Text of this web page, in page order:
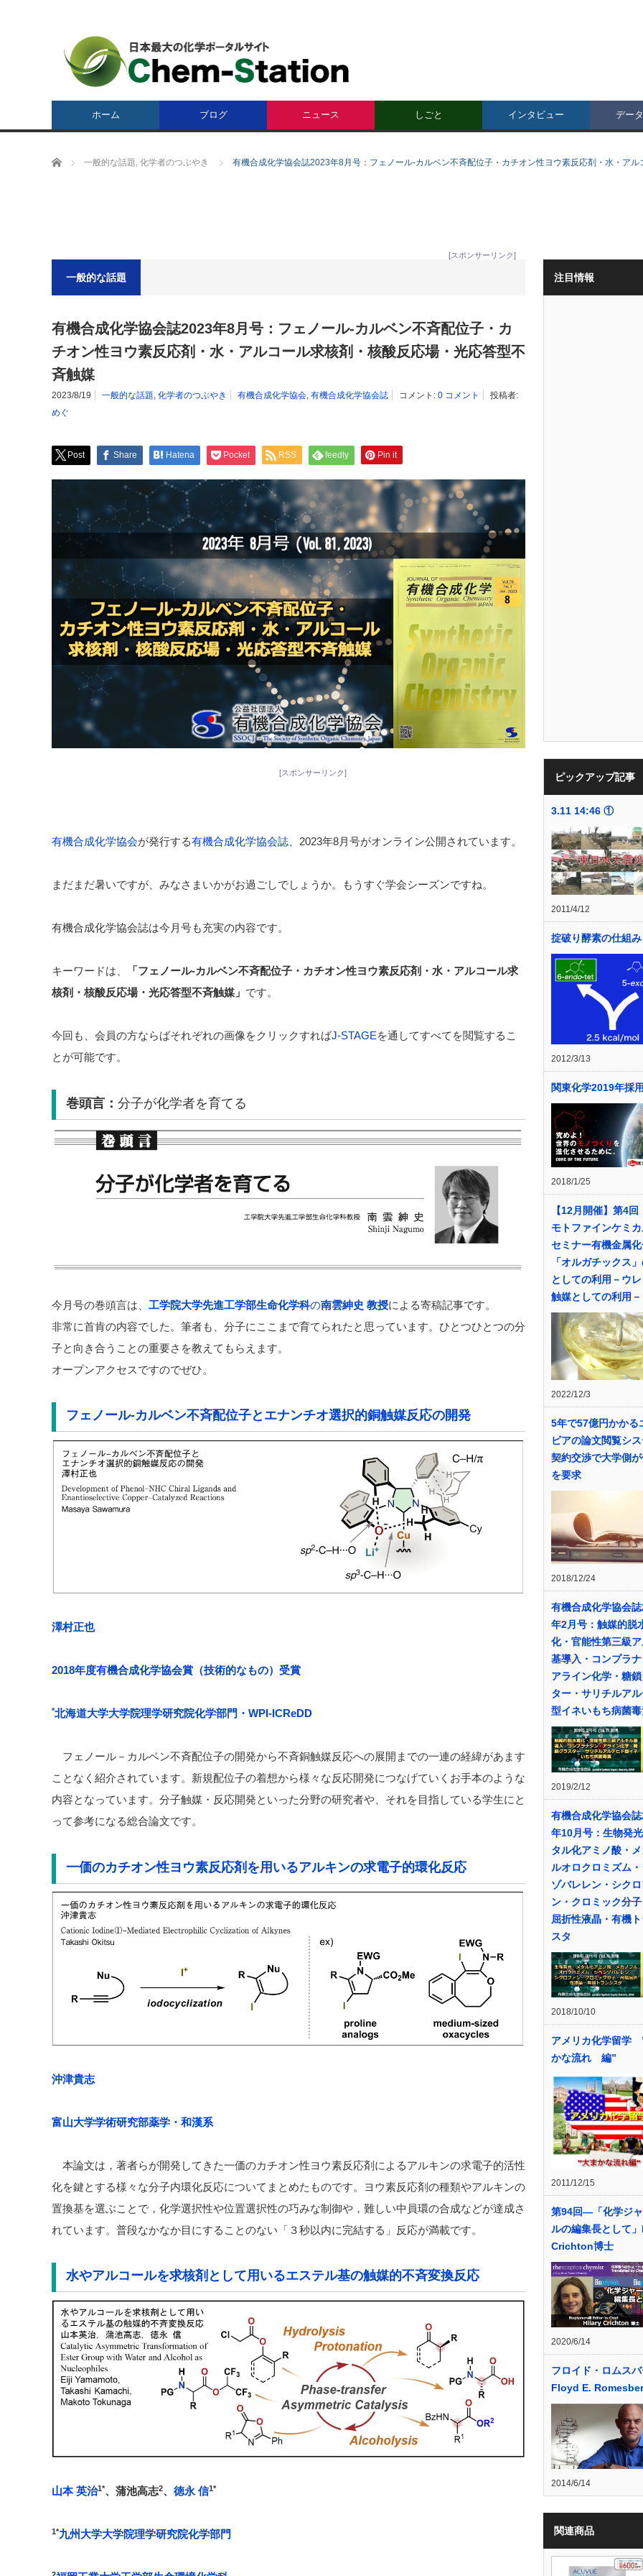
ホーム ブログ ニュース しごと インタビュー デー
ホーム 一般的な話題, 化学者のつぶやき 有機合成化学協会誌2023年8月号：フェノール-カルベン不斉配位子・カチオン性ヨウ素反応剤・水・ア
[スポンサーリンク]
一般的な話題
有機合成化学協会誌2023年8月号：フェノール-カルベン不斉配位子・カ
チオン性ヨウ素反応剤・水・アルコール求核剤・核酸反応場・光応答型不
斉触媒
2023/8/19 一般的な話題, 化学者のつぶやき 有機合成化学協会, 有機合成化学協会誌 コメント: 0 コメント
投稿者:
めぐ
Post Share Hatena Pocket RSS feedly Pin it
[スポンサーリンク]
有機合成化学協会が発行する有機合成化学協会誌、 2023年8月号がオンライン公開されています。
まだまだ暑いですが、みなさまいかがお過ごしでしょうか。もうすぐ学会シーズンですね。
有機合成化学協会誌は今月号も充実の内容です。
キーワードは、
「フェノール-カルベン不斉配位子・カチオン性ヨウ素反応剤・水・アルコール求
核剤・核酸反応場・光応答型不斉触媒 」 です。
今回も、会員の方ならばそれぞれの画像をクリックすればJ-STAGEを通してすべてを閲覧するこ
とが可能です。
巻頭言： 分子が化学者を育てる
今月号の巻頭言は、 工学院大学先進工学部生命化学科の南雲紳史 教授による寄稿記事です。
非常に首肯の内容でした。筆者も、分子にここまで育てられたと思っています。ひとつひとつの分
子と向き合うことの重要さを教えてもらえます。
オープンアクセスですのでぜひ。
フェノール-カルベン不斉配位子とエナンチオ選択的銅触媒反応の開発
澤村正也
2018年度有機合成化学協会賞（技術的なもの）受賞
*北海道大学大学院理学研究院化学部門・WPI-ICReDD
フェノール－カルベン不斉配位子の開発から不斉銅触媒反応への展開までの一連の経緯があます
ことなく紹介されています。新規配位子の着想から様々な反応開発につなげていくお手本のような
内容となっています。分子触媒・反応開発といった分野の研究者や、それを目指している学生にと
って参考になる総合論文です。
一価のカチオン性ヨウ素反応剤を用いるアルキンの求電子的環化反応
沖津貴志
富山大学学術研究部薬学・和漢系
本論文は，著者らが開発してきた一価のカチオン性ヨウ素反応剤によるアルキンの求電子的活性
化を鍵とする様々な分子内環化反応についてまとめたものです。ヨウ素反応剤の種類やアルキンの
置換基を選ぶことで，化学選択性や位置選択性の巧みな制御や，難しい中員環の合成などが達成さ
れています。普段なかなか目にすることのない「３秒以内に完結する」反応が満載です。
水やアルコールを求核剤として用いるエステル基の触媒的不斉変換反応
山本 英治1*、蒲池高志2、 徳永 信1*
1*九州大学大学院理学研究院化学部門
2
注目情報
ピックアップ記事
3.11 14:46 ①
2011/4/12
掟破り酵素の仕組
2012/3/13
関東化学2019年採
2018/1/25
【12月開催】第4
モトファインケミ
セミナー有機金属
「オルガチックス
としての利用－ウ
触媒としての利用－
2022/12/3
5年で57億円かかる
ビアの論文閲覧シ
契約交渉で大学側
を要求
2018/12/24
有機合成化学協会
年2月号：触媒的脱
化・官能性第三級
基導入・コンプラ
アライン化学・糖
ター・サリチルア
型イネいもち病菌
2019/2/12
有機合成化学協会
年10月号：生物発
タル化アミノ酸・
ルオロクロミズム
ゾバレレン・シク
ン・クロミック分
屈折性液晶・有機
スタ
2018/10/10
アメリカ化学留学
かな流れ 編”
2011/12/15
第94回―「化学ジ
ルの編集長として
Crichton博士
2020/6/14
フロイド・ロムス
Floyd E.
2014/6/14
関連商品